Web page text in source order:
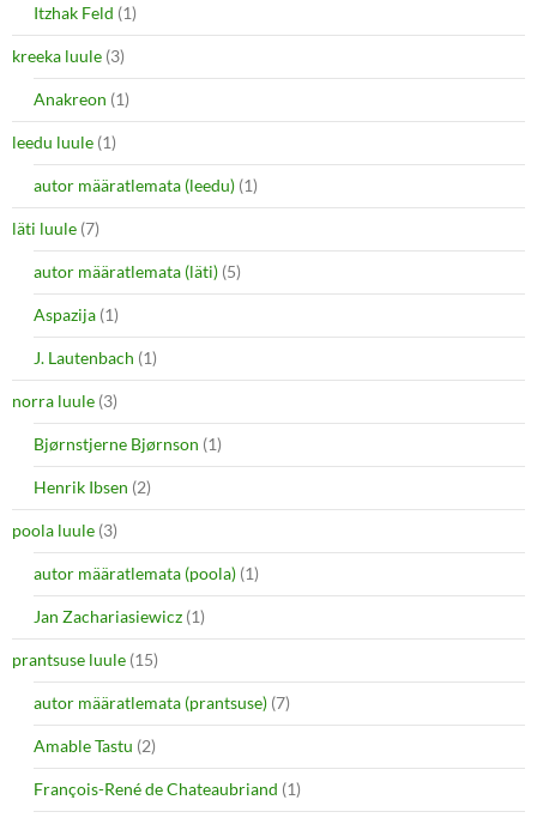
Itzhak Feld (1)
kreeka luule (3)
Anakreon (1)
leedu luule (1)
autor määratlemata (leedu) (1)
läti luule (7)
autor määratlemata (läti) (5)
Aspazija (1)
J. Lautenbach (1)
norra luule (3)
Bjørnstjerne Bjørnson (1)
Henrik Ibsen (2)
poola luule (3)
autor määratlemata (poola) (1)
Jan Zachariasiewicz (1)
prantsuse luule (15)
autor määratlemata (prantsuse) (7)
Amable Tastu (2)
François-René de Chateaubriand (1)